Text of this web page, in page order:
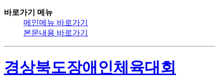
바로가기 메뉴
메인메뉴 바로가기
본문내용 바로가기
경상북도장애인체육대회